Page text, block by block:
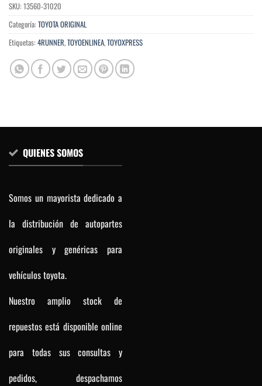
SKU: 13560-31020
Categoría: TOYOTA ORIGINAL
Etiquetas: 4RUNNER,TOYOENLINEA,TOYOXPRESS
QUIENES SOMOS
Somos un mayorista dedicado a
la distribución de autopartes
originales y genéricas para
vehículos toyota.
Nuestro amplio stock de
repuestos está disponible online
para todas sus consultas y
pedidos, despachamos